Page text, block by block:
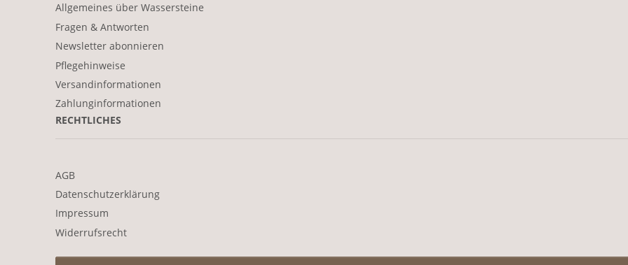
Allgemeines über Wassersteine
Fragen & Antworten
Newsletter abonnieren
Pflegehinweise
Versandinformationen
Zahlunginformationen
RECHTLICHES
AGB
Datenschutzerklärung
Impressum
Widerrufsrecht